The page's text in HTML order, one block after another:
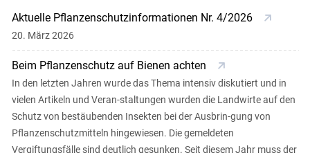
Aktuelle Pflanzenschutzinformationen Nr. 4/2026
20. März 2026
Beim Pflanzenschutz auf Bienen achten
In den letzten Jahren wurde das Thema intensiv diskutiert und in
vielen Artikeln und Veran-staltungen wurden die Landwirte auf den
Schutz von bestäubenden Insekten bei der Ausbrin-gung von
Pflanzenschutzmitteln hingewiesen. Die gemeldeten
Vergiftungsfälle sind deutlich gesunken. Seit diesem Jahr muss der